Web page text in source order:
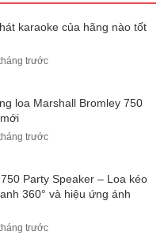
karaoke của hãng nào tốt
trước
loa Marshall Bromley 750
trước
Party Speaker – Loa kéo
360° và hiệu ứng ánh
trước